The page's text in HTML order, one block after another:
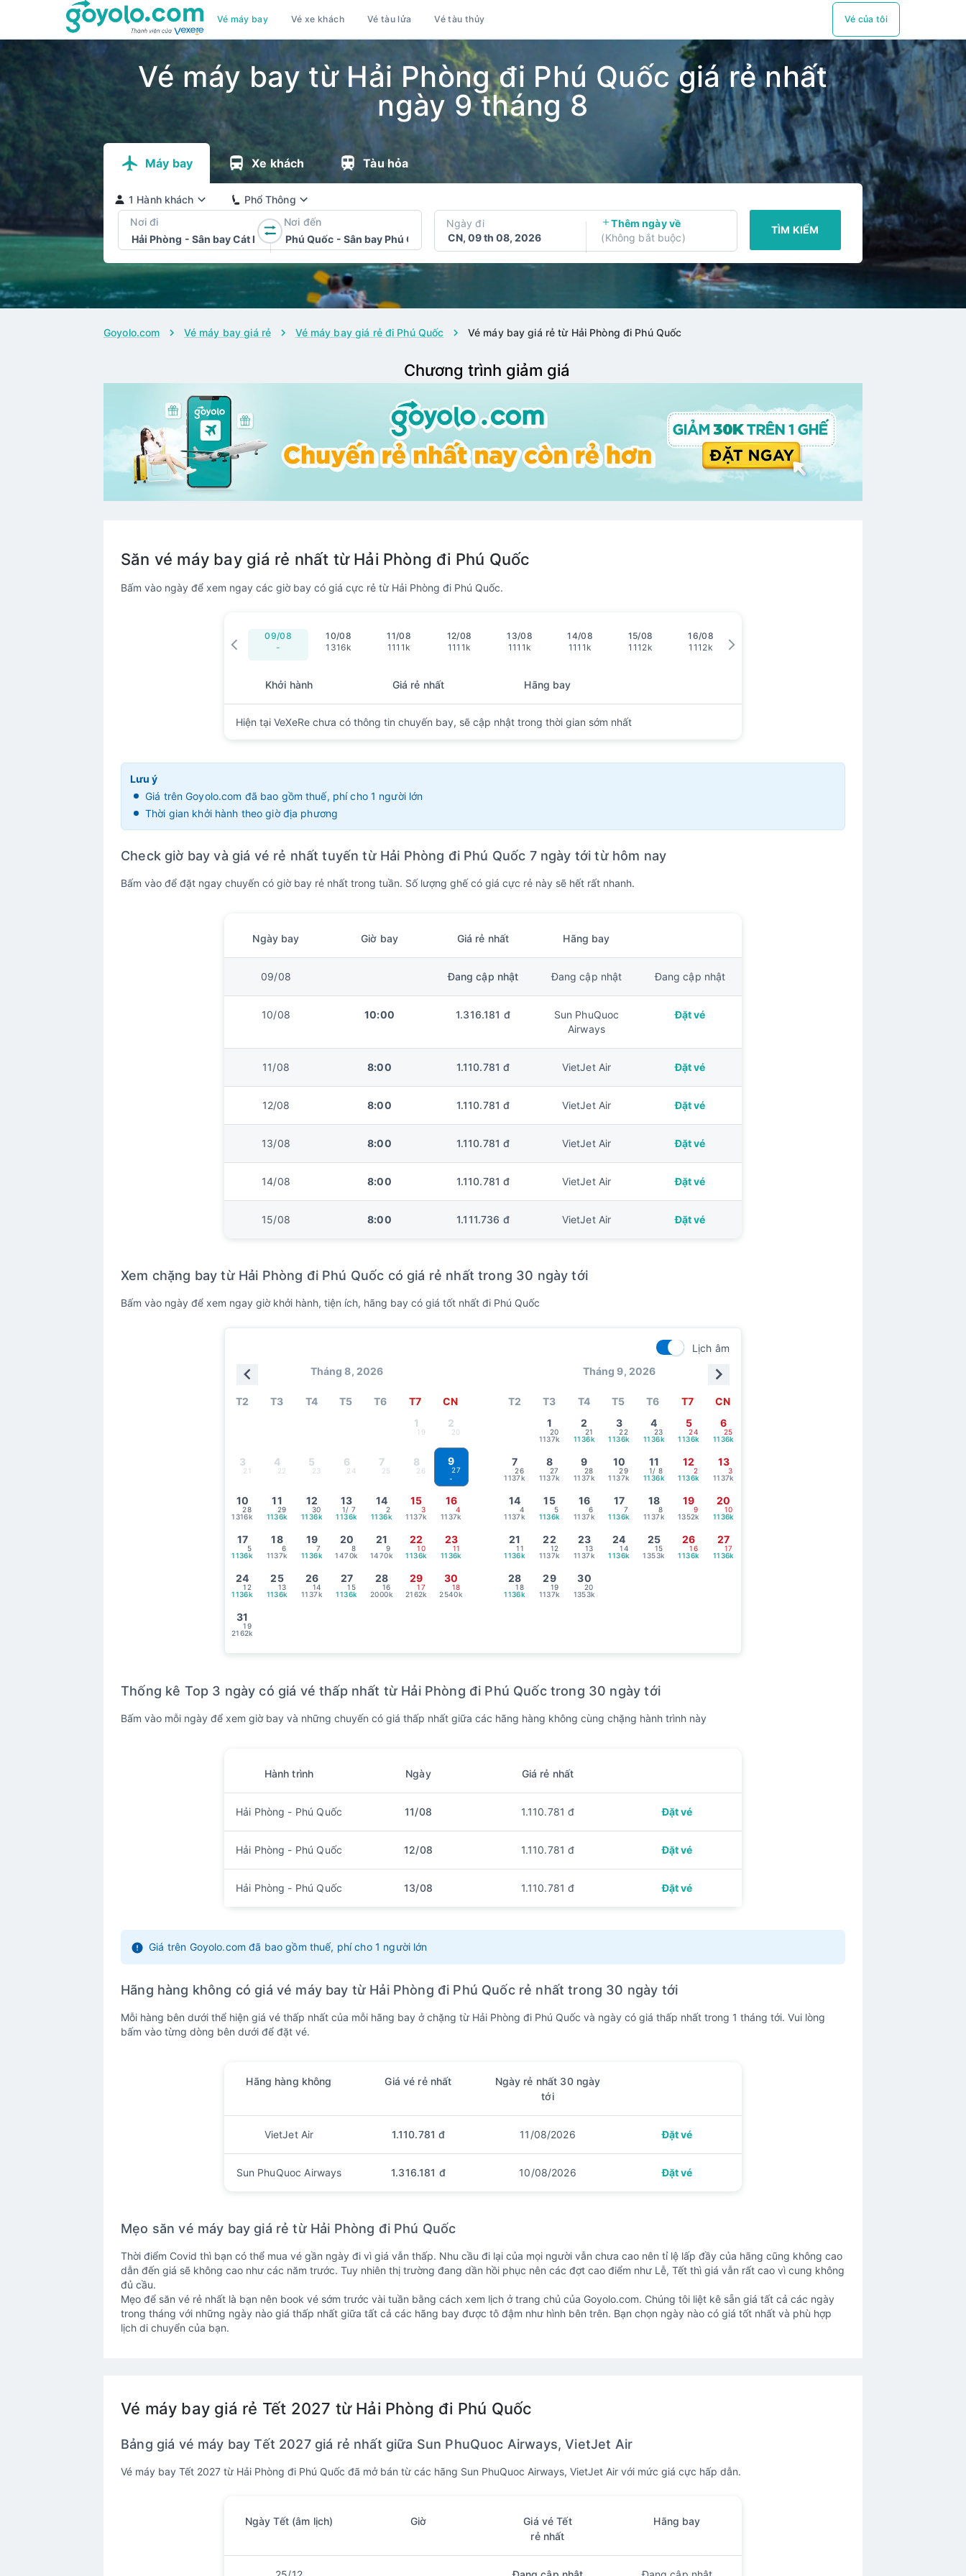
Vé máy bay Vé xe khách Vé tàu lửa Vé tàu thủy Vé của tôi
Vé máy bay từ Hải Phòng đi Phú Quốc giá rẻ nhất
ngày 9 tháng 8
Máy bay Xe khách Tàu hỏa
1 Hành khách
Phổ Thông
Nơi đi
Hải Phòng - Sân bay Cát Bi
Nơi đến
Phú Quốc - Sân bay Phú Quốc
Ngày đi
CN, 09 th 08, 2026
Thêm ngày về
(Không bắt buộc)
TÌM KIẾM
Goyolo.com Vé máy bay giá rẻ Vé máy bay giá rẻ đi Phú Quốc Vé máy bay giá rẻ từ Hải Phòng đi Phú Quốc
Chương trình giảm giá
Săn vé máy bay giá rẻ nhất từ Hải Phòng đi Phú Quốc
Bấm vào ngày để xem ngay các giờ bay có giá cực rẻ từ Hải Phòng đi Phú Quốc.
09/08
-
10/08
1316k
11/08
1111k
12/08
1111k
13/08
1111k
14/08
1111k
15/08
1112k
16/08
1112k
Khởi hành Giá rẻ nhất Hãng bay
Hiện tại VeXeRe chưa có thông tin chuyến bay, sẽ cập nhật trong thời gian sớm nhất
Lưu ý
Giá trên Goyolo.com đã bao gồm thuế, phí cho 1 người lớn
Thời gian khởi hành theo giờ địa phương
Check giờ bay và giá vé rẻ nhất tuyến từ Hải Phòng đi Phú Quốc 7 ngày tới từ hôm nay
Bấm vào để đặt ngay chuyến có giờ bay rẻ nhất trong tuần. Số lượng ghế có giá cực rẻ này sẽ hết rất nhanh.
Ngày bay Giờ bay Giá rẻ nhất Hãng bay
09/08 Đang cập nhật Đang cập nhật Đang cập nhật
10/08 10:00 1.316.181 đ
Sun PhuQuoc
Airways
Đặt vé
11/08 8:00 1.110.781 đ VietJet Air Đặt vé
12/08 8:00 1.110.781 đ VietJet Air Đặt vé
13/08 8:00 1.110.781 đ VietJet Air Đặt vé
14/08 8:00 1.110.781 đ VietJet Air Đặt vé
15/08 8:00 1.111.736 đ VietJet Air Đặt vé
Xem chặng bay từ Hải Phòng đi Phú Quốc có giá rẻ nhất trong 30 ngày tới
Bấm vào ngày để xem ngay giờ khởi hành, tiện ích, hãng bay có giá tốt nhất đi Phú Quốc
Lịch âm
Tháng 8, 2026
T2 T3 T4 T5 T6 T7
CN
1
19
2
20
3
21
4
22
5
23
6
24
7
25
8
26
9
-
27
10
1316k
28
11
1136k
29
12
1136k
30
13
1136k
1/ 7
14
1136k
2
15
1137k
3
16
1137k
4
17
1136k
5
18
1137k
6
19
1136k
7
20
1470k
8
21
1470k
9
22
1136k
10
23
1136k
11
24
1136k
12
25
1136k
13
26
1137k
14
27
1136k
15
28
2000k
16
29
2162k
17
30
2540k
18
31
2162k
19
Tháng 9, 2026
T2 T3 T4 T5 T6 T7
CN
1
1137k
20
2
1136k
21
3
1136k
22
4
1136k
23
5
1136k
24
6
1136k
25
7
1137k
26
8
1137k
27
9
1137k
28
10
1137k
29
11
1136k
1/ 8
12
1136k
2
13
1137k
3
14
1137k
4
15
1136k
5
16
1137k
6
17
1136k
7
18
1137k
8
19
1352k
9
20
1136k
10
21
1136k
11
22
1137k
12
23
1137k
13
24
1136k
14
25
1353k
15
26
1136k
16
27
1136k
17
28
1136k
18
29
1137k
19
30
1353k
20
Thống kê Top 3 ngày có giá vé thấp nhất từ Hải Phòng đi Phú Quốc trong 30 ngày tới
Bấm vào mỗi ngày để xem giờ bay và những chuyến có giá thấp nhất giữa các hãng hàng không cùng chặng hành trình này
Hành trình Ngày Giá rẻ nhất
Hải Phòng - Phú Quốc 11/08 1.110.781 đ Đặt vé
Hải Phòng - Phú Quốc 12/08 1.110.781 đ Đặt vé
Hải Phòng - Phú Quốc 13/08 1.110.781 đ Đặt vé
Giá trên Goyolo.com đã bao gồm thuế, phí cho 1 người lớn
Hãng hàng không có giá vé máy bay từ Hải Phòng đi Phú Quốc rẻ nhất trong 30 ngày tới
Mỗi hàng bên dưới thể hiện giá vé thấp nhất của mỗi hãng bay ở chặng từ Hải Phòng đi Phú Quốc và ngày có giá thấp nhất trong 1 tháng tới. Vui lòng
bấm vào từng dòng bên dưới để đặt vé.
Hãng hàng không Giá vé rẻ nhất
Ngày rẻ nhất 30 ngày
tới
VietJet Air 1.110.781 đ 11/08/2026 Đặt vé
Sun PhuQuoc Airways 1.316.181 đ 10/08/2026 Đặt vé
Mẹo săn vé máy bay giá rẻ từ Hải Phòng đi Phú Quốc
Thời điểm Covid thì bạn có thể mua vé gần ngày đi vì giá vẫn thấp. Nhu cầu đi lại của mọi người vẫn chưa cao nên tỉ lệ lấp đầy của hãng cũng không cao
dẫn đến giá sẽ không cao như các năm trước. Tuy nhiên thị trường đang dần hồi phục nên các đợt cao điểm như Lễ, Tết thì giá vẫn rất cao vì cung không
đủ cầu.
Mẹo để săn vé rẻ nhất là bạn nên book vé sớm trước vài tuần bằng cách xem lịch ở trang chủ của Goyolo.com. Chúng tôi liệt kê sẵn giá tất cả các ngày
trong tháng với những ngày nào giá thấp nhất giữa tất cả các hãng bay được tô đậm như hình bên trên. Bạn chọn ngày nào có giá tốt nhất và phù hợp
lịch di chuyển của bạn.
Vé máy bay giá rẻ Tết 2027 từ Hải Phòng đi Phú Quốc
Bảng giá vé máy bay Tết 2027 giá rẻ nhất giữa Sun PhuQuoc Airways, VietJet Air
Vé máy bay Tết 2027 từ Hải Phòng đi Phú Quốc đã mở bán từ các hãng Sun PhuQuoc Airways, VietJet Air với mức giá cực hấp dẫn.
Ngày Tết (âm lịch) Giờ
Giá vé Tết
rẻ nhất
Hãng bay